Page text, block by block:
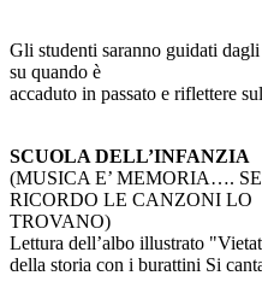
Gli studenti saranno guidati
su quando è
accaduto in passato e riflettere
SCUOLA DELL’INFANZIA
(MUSICA E’ MEMORIA….
RICORDO LE CANZONI LO
TROVANO)
Lettura dell’albo illustrato
della storia con i burattini Si